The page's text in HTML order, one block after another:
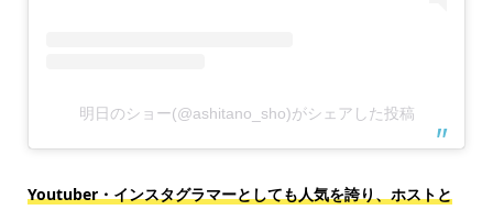
明日のショー(@ashitano_sho)がシェアした投稿
Youtuber・インスタグラマーとしても人気を誇り、ホストと